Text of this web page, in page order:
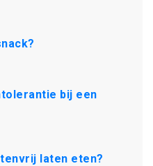
bij een
laten eten?